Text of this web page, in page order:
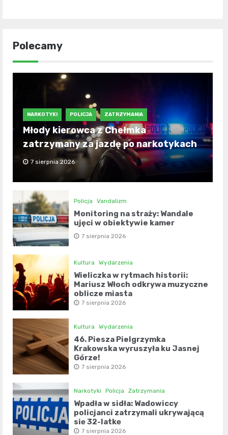
Polecamy
NARKOTYKI POLICJA ZATRZYMANIA
Młody kierowca z Chełmka
zatrzymany za jazdę po narkotykach
7 sierpnia 2026
Policja Vandalizm
Monitoring na straży: Wandale
ujęci w obiektywie kamer
7 sierpnia 2026
Kultura Wydarzenia
Wieliczka w rytmach historii:
Mariusz Włoch odkrywa muzyczne
oblicze miasta
7 sierpnia 2026
Kultura Wydarzenia
46. Piesza Pielgrzymka
Krakowska wyruszyła ku Jasnej
Górze!
7 sierpnia 2026
Narkotyki Policja Zatrzymania
Wpadła w sidła: Wadowiccy
policjanci zatrzymali ukrywającą
się 32-latkę
7 sierpnia 2026